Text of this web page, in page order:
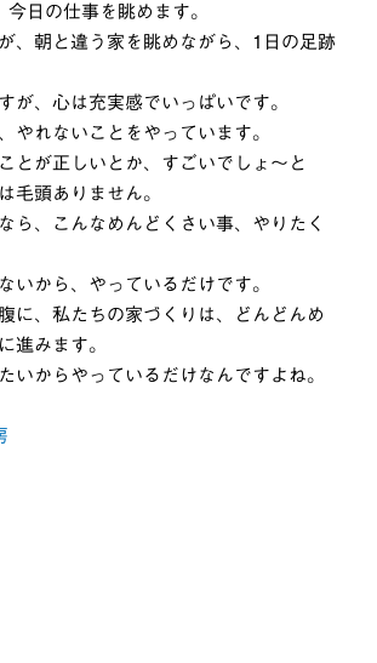
日の仕事を眺めます。
、朝と違う家を眺めながら、1日の足跡
が、心は充実感でいっぱいです。
やれないことをやっています。
とが正しいとか、すごいでしょ〜と
毛頭ありません。
ら、こんなめんどくさい事、やりたく
いから、やっているだけです。
に、私たちの家づくりは、どんどんめ
進みます。
いからやっているだけなんですよね。